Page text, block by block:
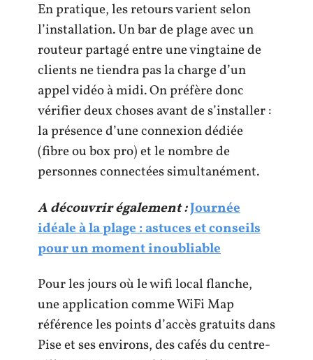
En pratique, les retours varient selon
l’installation. Un bar de plage avec un
routeur partagé entre une vingtaine de
clients ne tiendra pas la charge d’un
appel vidéo à midi. On préfère donc
vérifier deux choses avant de s’installer :
la présence d’une connexion dédiée
(fibre ou box pro) et le nombre de
personnes connectées simultanément.
A découvrir également :Journée
idéale à la plage : astuces et conseils
pour un moment inoubliable
Pour les jours où le wifi local flanche,
une application comme WiFi Map
référence les points d’accès gratuits dans
Pise et ses environs, des cafés du centre-